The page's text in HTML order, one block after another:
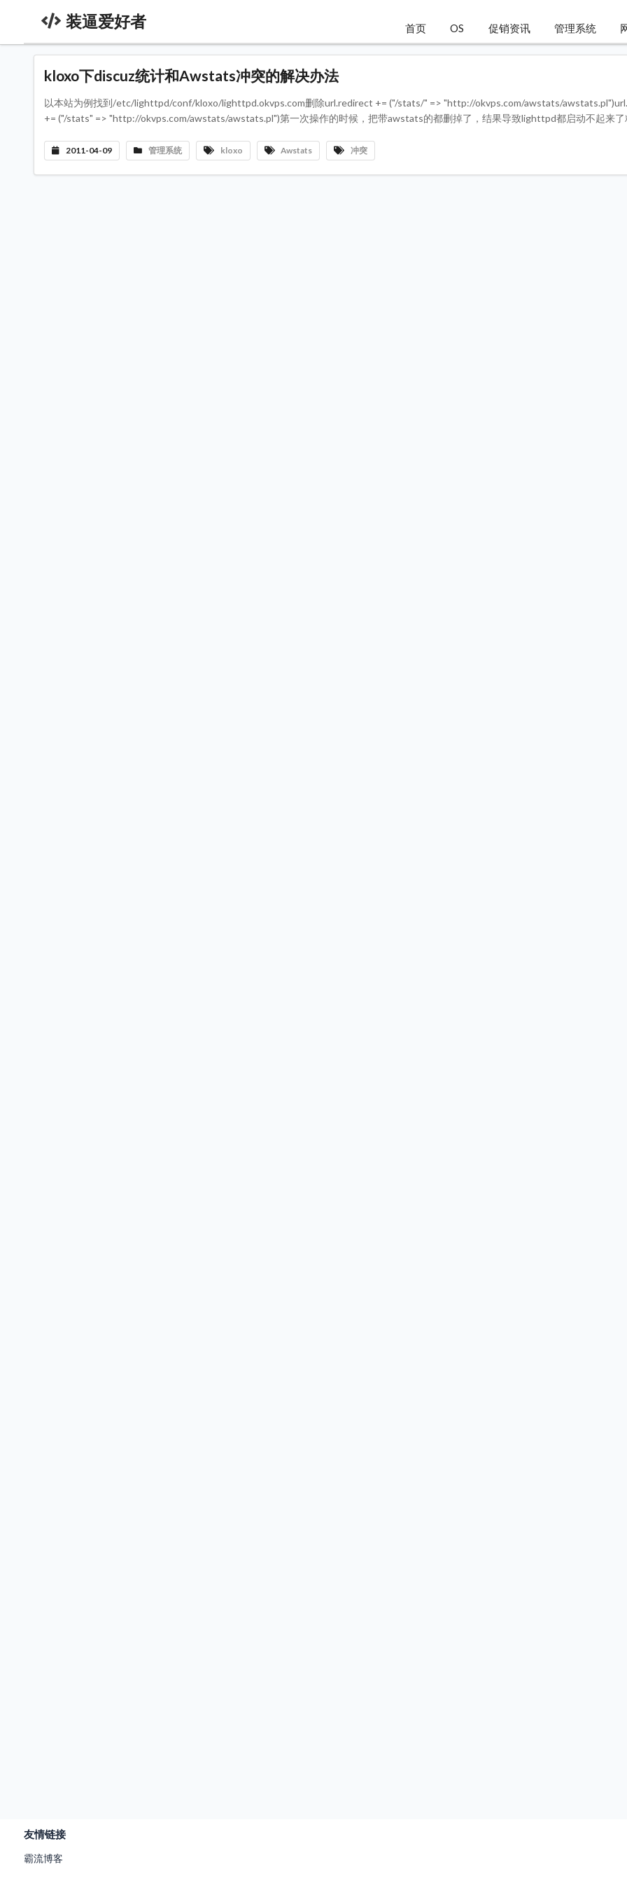
装逼爱好者 首页 OS 促销资讯 管理系统
kloxo下discuz统计和Awstats冲突的解决办法
以本站为例找到/etc/lighttpd/conf/kloxo/lighttpd.okvps.com删除url.redirect += ("/stats/" => "http://okvps.com/awstats/
+= ("/stats" => "http://okvps.com/awstats/awstats.pl")第一次操作的时候，把带awstats的都删掉了，结果导致lighttpd都启动不起来了
2011-04-09 管理系统 kloxo Awstats 冲突
友情链接
霸流博客